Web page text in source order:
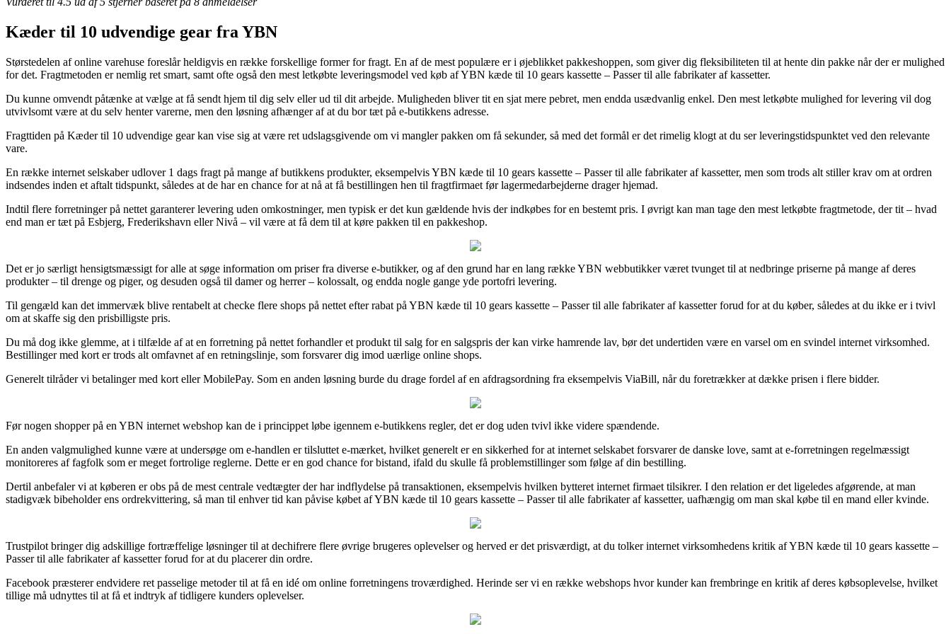
Kæder til 10 udvendige gear fra YBN
Størstedelen af online varehuse foreslår heldigvis en række forskellige former for fragt. En af de mest populære er i øjeblikket pakkeshoppen, som giver dig fleksibiliteten til at hente din pakke når der er mulighed
for det. Fragtmetoden er nemlig ret smart, samt ofte også den mest letkøbte leveringsmodel ved køb af YBN kæde til 10 gears kassette – Passer til alle fabrikater af kassetter.
Du kunne omvendt påtænke at vælge at få sendt hjem til dig selv eller ud til dit arbejde. Muligheden bliver tit en sjat mere pebret, men endda usædvanlig enkel. Den mest letkøbte mulighed for levering vil dog
utvivlsomt være at du selv henter varerne, men den løsning afhænger af at du bor tæt på e-butikkens adresse.
Fragttiden på Kæder til 10 udvendige gear kan vise sig at være ret udslagsgivende om vi mangler pakken om få sekunder, så med det formål er det rimelig klogt at du ser leveringstidspunktet ved den relevante
vare.
En række internet selskaber udlover 1 dags fragt på mange af butikkens produkter, eksempelvis YBN kæde til 10 gears kassette – Passer til alle fabrikater af kassetter, men som trods alt stiller krav om at ordren
indsendes inden et aftalt tidspunkt, således at de har en chance for at nå at få bestillingen hen til fragtfirmaet før lagermedarbejderne drager hjemad.
Indtil flere forretninger på nettet garanterer levering uden omkostninger, men typisk er det kun gældende hvis der indkøbes for en bestemt pris. I øvrigt kan man tage den mest letkøbte fragtmetode, der tit – hvad
end man er tæt på Esbjerg, Frederikshavn eller Nivå – vil være at få dem til at køre pakken til en pakkeshop.
Det er jo særligt hensigtsmæssigt for alle at søge information om priser fra diverse e-butikker, og af den grund har en lang række YBN webbutikker været tvunget til at nedbringe priserne på mange af deres
produkter – til drenge og piger, og desuden også til damer og herrer – kolossalt, og endda nogle gange yde portofri levering.
Til gengæld kan det immervæk blive rentabelt at checke flere shops på nettet efter rabat på YBN kæde til 10 gears kassette – Passer til alle fabrikater af kassetter forud for at du køber, således at du ikke er i tvivl
om at skaffe sig den prisbilligste pris.
Du må dog ikke glemme, at i tilfælde af at en forretning på nettet forhandler et produkt til salg for en salgspris der kan virke hamrende lav, bør det undertiden være en varsel om en svindel internet virksomhed.
Bestillinger med kort er trods alt omfavnet af en retningslinje, som forsvarer dig imod uærlige online shops.
Generelt tilråder vi betalinger med kort eller MobilePay. Som en anden løsning burde du drage fordel af en afdragsordning fra eksempelvis ViaBill, når du foretrækker at dække prisen i flere bidder.
Før nogen shopper på en YBN internet webshop kan de i princippet løbe igennem e-butikkens regler, det er dog uden tvivl ikke videre spændende.
En anden valgmulighed kunne være at undersøge om e-handlen er tilsluttet e-mærket, hvilket generelt er en sikkerhed for at internet selskabet forsvarer de danske love, samt at e-forretningen regelmæssigt
monitoreres af fagfolk som er meget fortrolige reglerne. Dette er en god chance for bistand, ifald du skulle få problemstillinger som følge af din bestilling.
Dertil anbefaler vi at køberen er obs på de mest centrale vedtægter der har indflydelse på transaktionen, eksempelvis hvilken bytteret internet firmaet tilsikrer. I den relation er det ligeledes afgørende, at man
stadigvæk bibeholder ens ordrekvittering, så man til enhver tid kan påvise købet af YBN kæde til 10 gears kassette – Passer til alle fabrikater af kassetter, uafhængig om man skal købe til en mand eller kvinde.
Trustpilot bringer dig adskillige fortræffelige løsninger til at dechifrere flere øvrige brugeres oplevelser og herved er det prisværdigt, at du tolker internet virksomhedens kritik af YBN kæde til 10 gears kassette –
Passer til alle fabrikater af kassetter forud for at du placerer din ordre.
Facebook præsterer endvidere ret passelige metoder til at få en idé om online forretningens troværdighed. Herinde ser vi en række webshops hvor kunder kan frembringe en kritik af deres købsoplevelse, hvilket
tillige må udnyttes til at få et indtryk af tidligere kunders oplevelser.